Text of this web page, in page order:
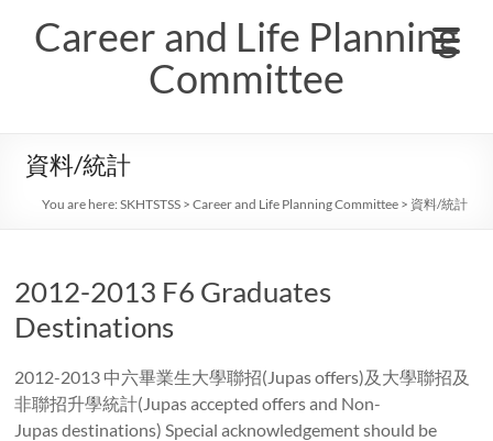
contentCareer and Life Planning
Committee
資料/統計
You are here:SKHTSTSS >Career and Life Planning Committee > 資料/統計
2012-2013 F6 Graduates
Destinations
2012-2013 中六畢業生大學聯招(Jupas offers)及大學聯招及
非聯招升學統計(Jupas accepted offers and Non-
Jupas destinations) Special acknowledgement should be